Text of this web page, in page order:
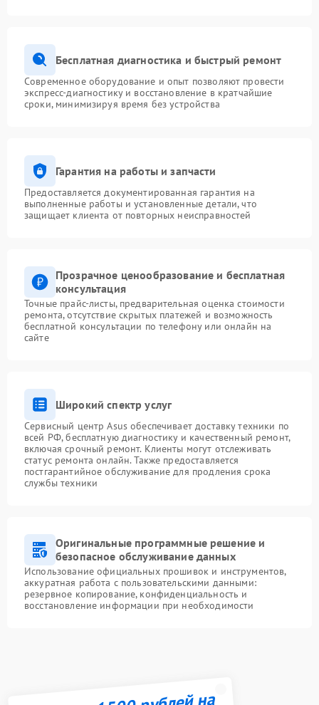
Бесплатная диагностика и быстрый ремонт
Современное оборудование и опыт позволяют провести
экспресс-диагностику и восстановление в кратчайшие
сроки, минимизируя время без устройства
Гарантия на работы и запчасти
Предоставляется документированная гарантия на
выполненные работы и установленные детали, что
защищает клиента от повторных неисправностей
Прозрачное ценообразование и бесплатная
консультация
Точные прайс-листы, предварительная оценка стоимости
ремонта, отсутствие скрытых платежей и возможность
бесплатной консультации по телефону или онлайн на
сайте
Широкий спектр услуг
Сервисный центр Asus обеспечивает доставку техники по
всей РФ, бесплатную диагностику и качественный ремонт,
включая срочный ремонт. Клиенты могут отслеживать
статус ремонта онлайн. Также предоставляется
постгарантийное обслуживание для продления срока
службы техники
Оригинальные программные решение и
безопасное обслуживание данных
Использование официальных прошивок и инструментов,
аккуратная работа с пользовательскими данными:
резервное копирование, конфиденциальность и
восстановление информации при необходимости